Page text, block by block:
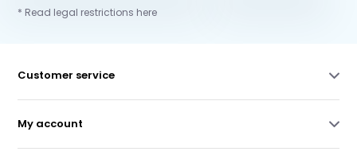
* Read legal restrictions here
Customer service
My account